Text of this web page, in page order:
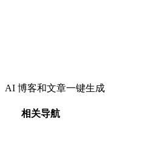
AI 博客和文章一键生成
相关导航